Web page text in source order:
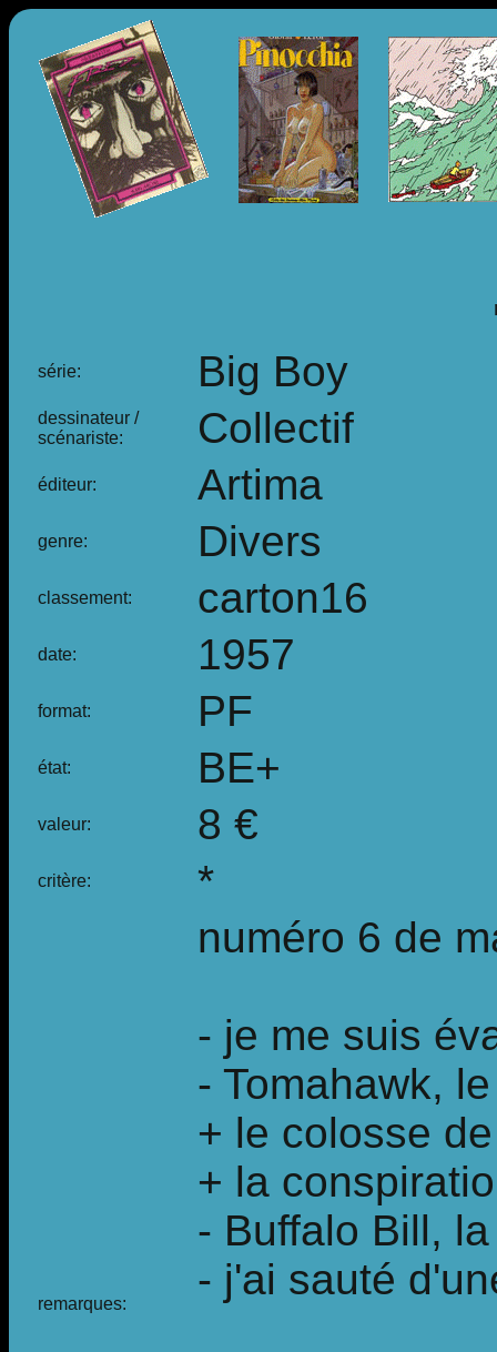
série: Big Boy
dessinateur /
scénariste:
Collectif
éditeur: Artima
genre: Divers
classement: carton16
date: 1957
format: PF
état: BE+
valeur: 8 €
critère: *
remarques:
numéro 6 de
- je me suis
- Tomahawk,
+ le colosse
+ la
- Buffalo Bill,
- j'ai sauté